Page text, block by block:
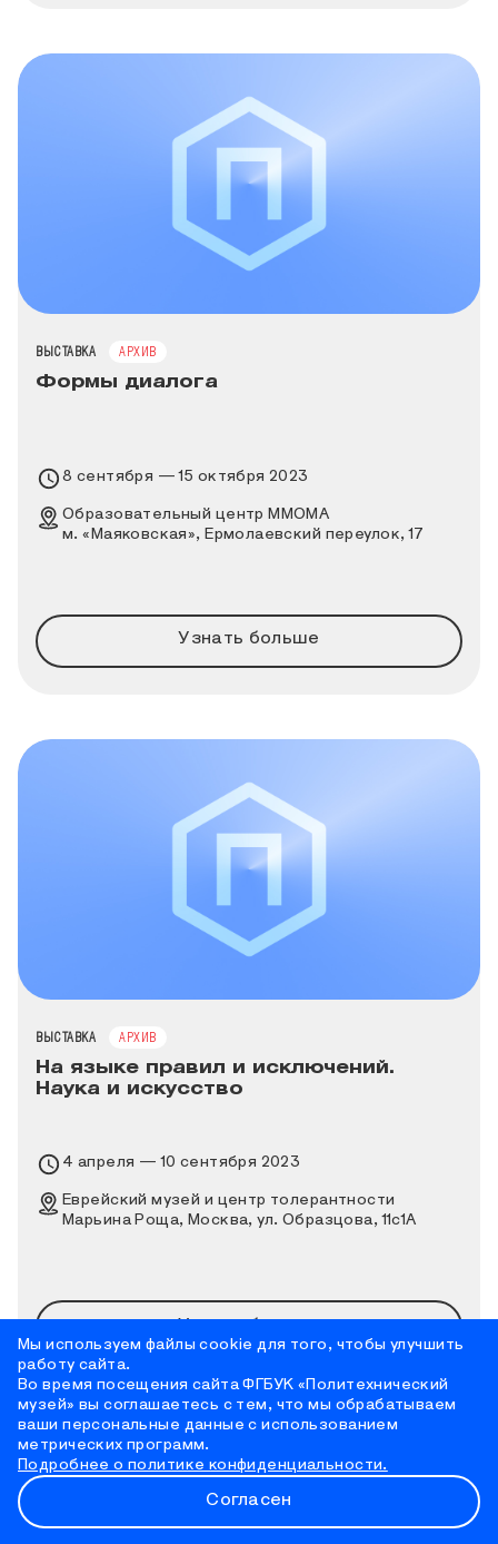
ТИП МЕРОПРИЯТИЯ
ВЫСТАВКА
АРХИВ
Формы диалога
Время проведения выставки
8 сентября — 15 октября 2023
Место проведения выставки
Образовательный центр MMOMA
м. «Маяковская», Ермолаевский переулок, 17
Узнать больше
ТИП МЕРОПРИЯТИЯ
ВЫСТАВКА
АРХИВ
На языке правил и исключений.
Наука и искусство
Время проведения выставки
4 апреля — 10 сентября 2023
Место проведения выставки
Еврейский музей и центр толерантности
Марьина Роща, Москва, ул. Образцова, 11с1А
Мы используем файлы cookie для того, чтобы улучшить
работу сайта.
Во время посещения сайта ФГБУК «Политехнический
музей» вы соглашаетесь с тем, что мы обрабатываем
ваши персональные данные с использованием
метрических программ.
Подробнее о политике конфиденциальности.
Согласен